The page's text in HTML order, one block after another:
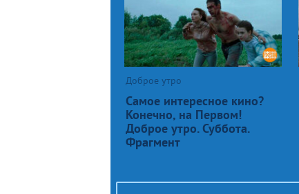
Доброе утро
Самое интересное кино?
Конечно, на Первом!
Доброе утро. Суббота.
Фрагмент